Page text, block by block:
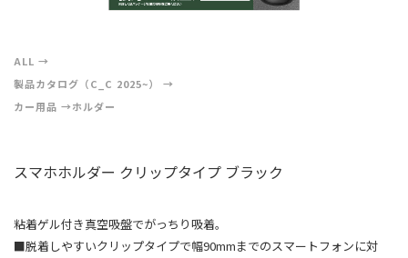
ALL
製品カタログ（C_C 2025~）
カー用品
ホルダー
スマホホルダー クリップタイプ ブラック
粘着ゲル付き真空吸盤でがっちり吸着。
■脱着しやすいクリップタイプで幅90mmまでのスマートフォンに対